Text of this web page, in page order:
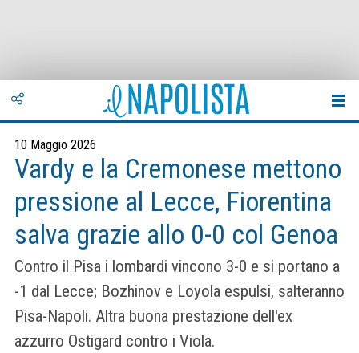
10 Maggio 2026
Vardy e la Cremonese mettono
pressione al Lecce, Fiorentina
salva grazie allo 0-0 col Genoa
Contro il Pisa i lombardi vincono 3-0 e si portano a
-1 dal Lecce; Bozhinov e Loyola espulsi, salteranno
Pisa-Napoli. Altra buona prestazione dell'ex
azzurro Ostigard contro i Viola.